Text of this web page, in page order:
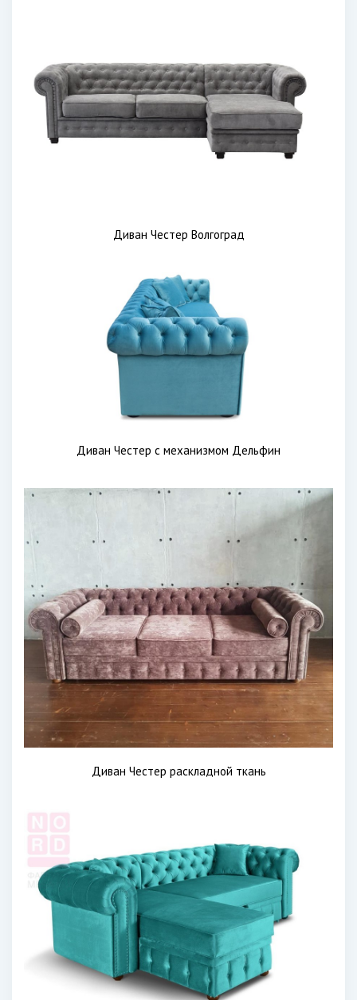
Диван Честер Волгоград
Диван Честер с механизмом Дельфин
Диван Честер раскладной ткань